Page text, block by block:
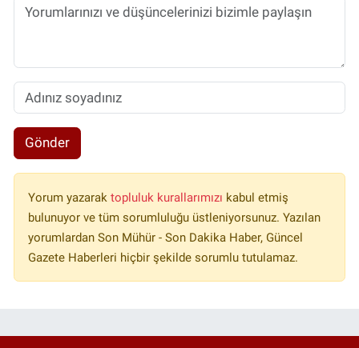
Gönder
Yorum yazarak topluluk kurallarımızı kabul etmiş
bulunuyor ve tüm sorumluluğu üstleniyorsunuz. Yazılan
yorumlardan Son Mühür - Son Dakika Haber, Güncel
Gazete Haberleri hiçbir şekilde sorumlu tutulamaz.